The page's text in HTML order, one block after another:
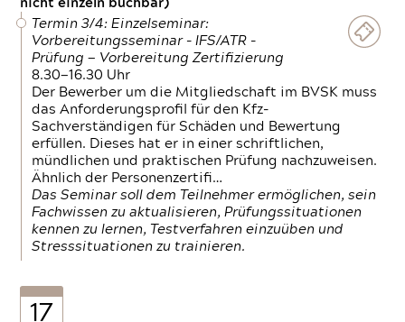
nicht einzeln buchbar)
Termin 3/4: Einzelseminar:
Vorbereitungsseminar - IFS/ATR -
Prüfung — Vorbereitung Zertifizierung
8.30—16.30 Uhr
Der Bewerber um die Mitgliedschaft im BVSK muss
das Anforderungsprofil für den Kfz-
Sachverständigen für Schäden und Bewertung
erfüllen. Dieses hat er in einer schriftlichen,
mündlichen und praktischen Prüfung nachzuweisen.
Ähnlich der Personenzertifi…
Das Seminar soll dem Teilnehmer ermöglichen, sein
Fachwissen zu aktualisieren, Prüfungssituationen
kennen zu lernen, Testverfahren einzuüben und
Stresssituationen zu trainieren.
17